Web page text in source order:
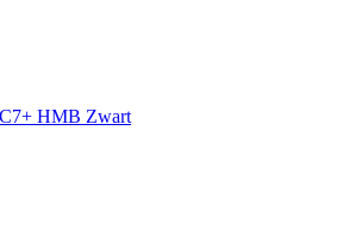
HMB Zwart